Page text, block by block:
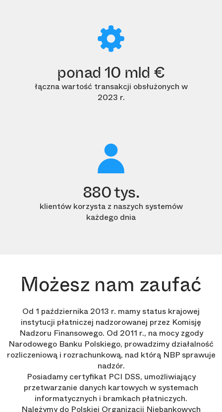
ponad 10 mld €
łączna wartość transakcji obsłużonych w
2023 r.
880 tys.
klientów korzysta z naszych systemów
każdego dnia
Możesz nam zaufać
Od 1 października 2013 r. mamy status krajowej
instytucji płatniczej nadzorowanej przez Komisję
Nadzoru Finansowego. Od 2011 r., na mocy zgody
Narodowego Banku Polskiego, prowadzimy działalność
rozliczeniową i rozrachunkową, nad którą NBP sprawuje
nadzór.
Posiadamy certyfikat PCI DSS, umożliwiający
przetwarzanie danych kartowych w systemach
informatycznych i bramkach płatniczych.
Należymy do Polskiej Organizacji Niebankowych